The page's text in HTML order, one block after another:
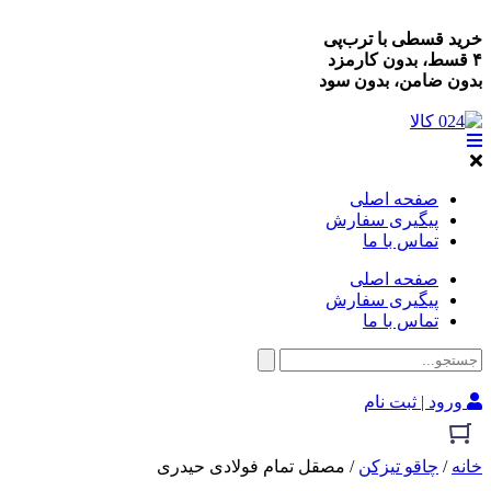
خرید قسطی با ترب‌پی
۴ قسط، بدون کارمزد
بدون ضامن، بدون سود
صفحه اصلی
پیگیری سفارش
تماس با ما
صفحه اصلی
پیگیری سفارش
تماس با ما
ورود | ثبت نام
خانه / چاقو تیزکن / مصقل تمام فولادی حیدری